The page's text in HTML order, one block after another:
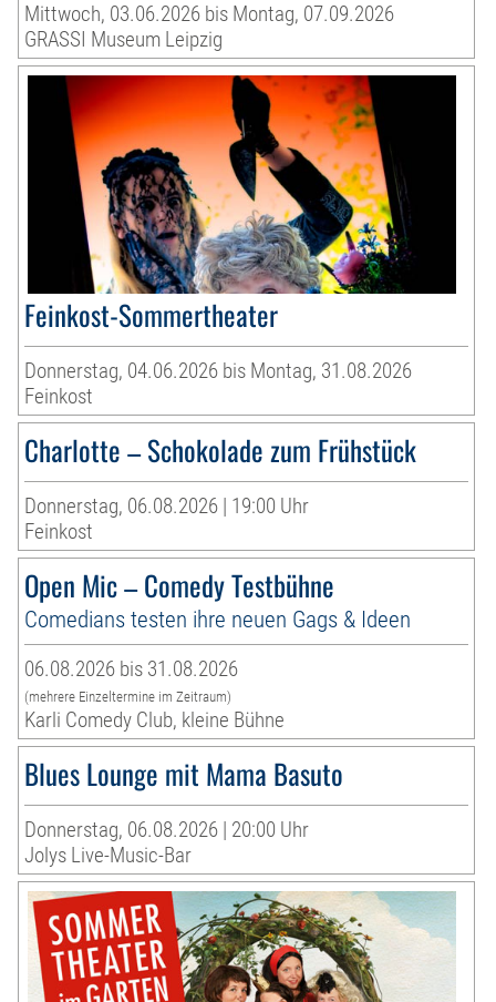
Mittwoch, 03.06.2026 bis Montag, 07.09.2026
GRASSI Museum Leipzig
Feinkost-Sommertheater
Donnerstag, 04.06.2026 bis Montag, 31.08.2026
Feinkost
Charlotte – Schokolade zum Frühstück
Donnerstag, 06.08.2026 | 19:00 Uhr
Feinkost
Open Mic – Comedy Testbühne
Comedians testen ihre neuen Gags & Ideen
06.08.2026 bis 31.08.2026
(mehrere Einzeltermine im Zeitraum)
Karli Comedy Club, kleine Bühne
Blues Lounge mit Mama Basuto
Donnerstag, 06.08.2026 | 20:00 Uhr
Jolys Live-Music-Bar